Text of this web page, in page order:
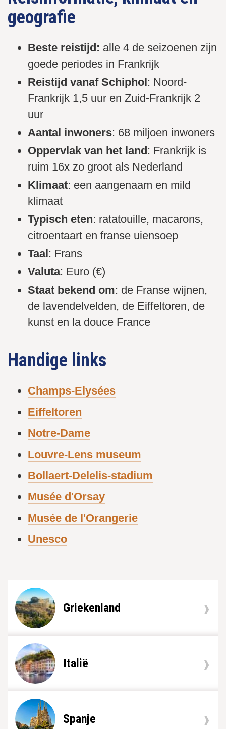
geografie
Beste reistijd: alle 4 de seizoenen zijn
goede periodes in Frankrijk
Reistijd vanaf Schiphol: Noord-
Frankrijk 1,5 uur en Zuid-Frankrijk 2
uur
Aantal inwoners: 68 miljoen inwoners
Oppervlak van het land: Frankrijk is
ruim 16x zo groot als Nederland
Klimaat: een aangenaam en mild
klimaat
Typisch eten: ratatouille, macarons,
citroentaart en franse uiensoep
Taal: Frans
Valuta: Euro (€)
Staat bekend om: de Franse wijnen,
de lavendelvelden, de Eiffeltoren, de
kunst en la douce France
Handige links
Champs-Elysées
Eiffeltoren
Notre-Dame
Louvre-Lens museum
Bollaert-Delelis-stadium
Musée d'Orsay
Musée de l'Orangerie
Unesco
Griekenland
Italië
Spanje